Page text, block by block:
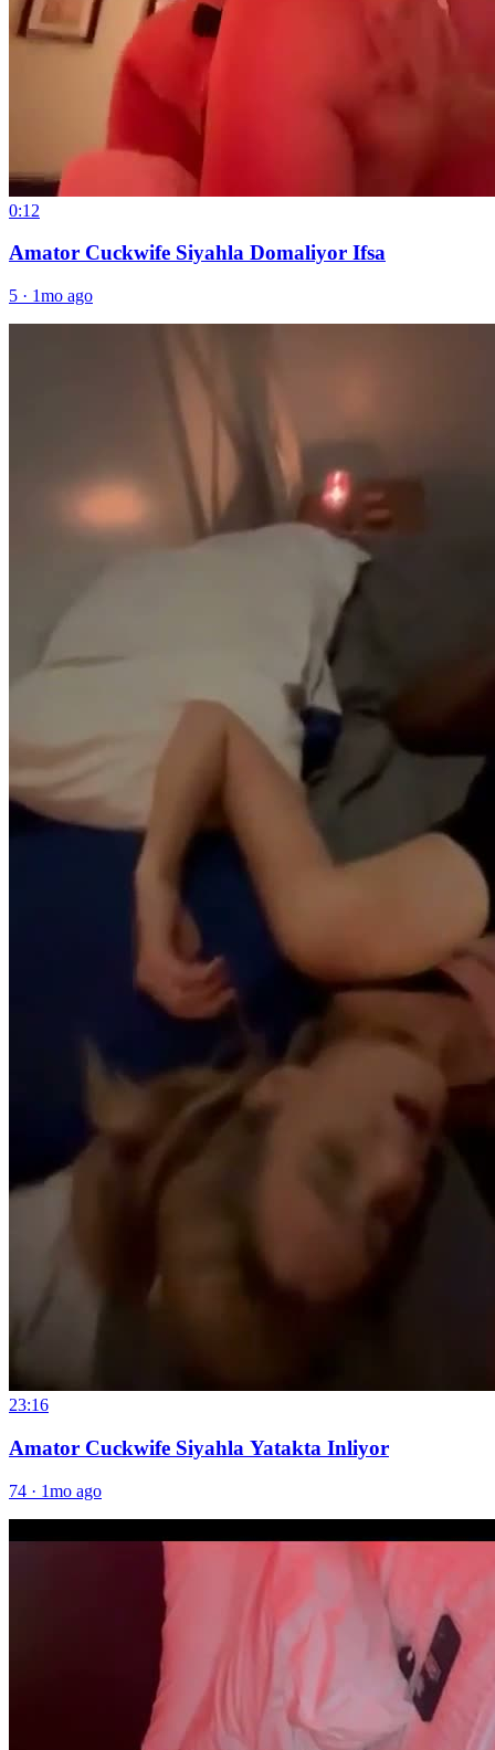
0:12
Amator Cuckwife Siyahla Domaliyor Ifsa
5 · 1mo ago
23:16
Amator Cuckwife Siyahla Yatakta Inliyor
74 · 1mo ago